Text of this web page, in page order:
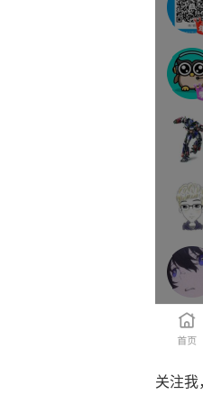
关注我